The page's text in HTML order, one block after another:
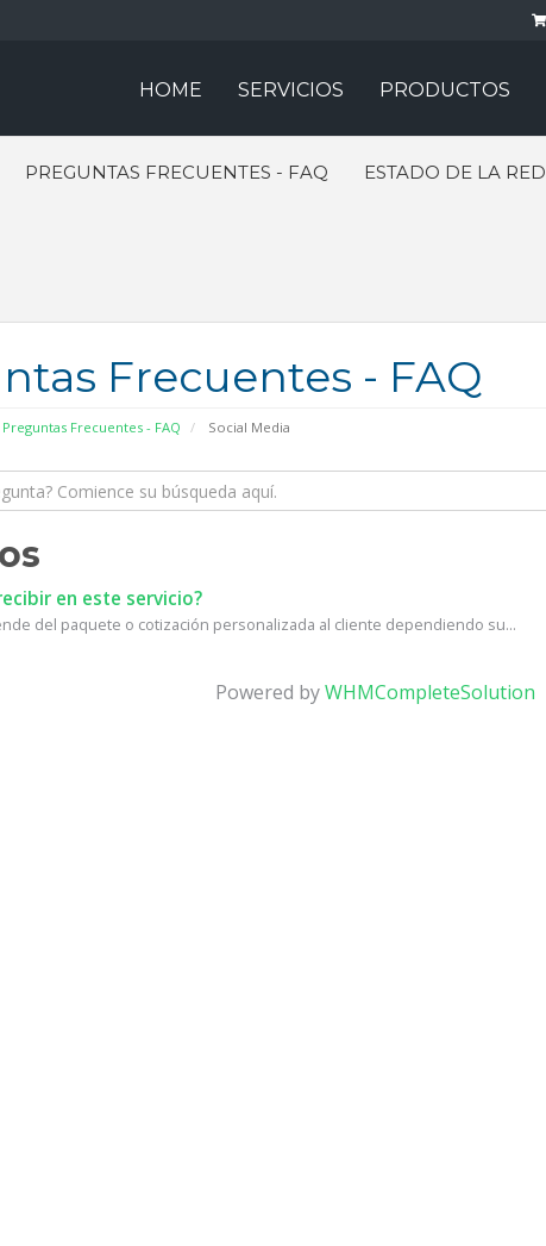
HOME SERVICIOS PRODUCTOS
PREGUNTAS FRECUENTES - FAQ ESTADO DE LA RED
Frecuentes - FAQ
Preguntas Frecuentes - FAQ Social Media
en este servicio?
del paquete o cotización personalizada al cliente dependiendo su...
Powered byWHMCompleteSolution